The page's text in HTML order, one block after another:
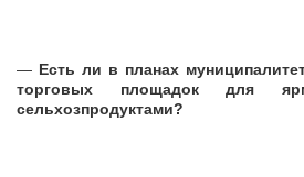
— Есть ли в планах
торговых площадок для
сельхозпродуктами?